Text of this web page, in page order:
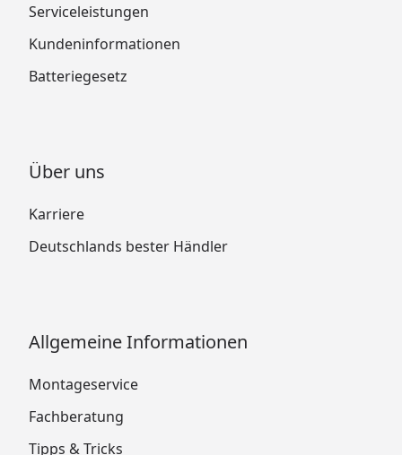
Serviceleistungen
Kundeninformationen
Batteriegesetz
Über uns
Karriere
Deutschlands bester Händler
Allgemeine Informationen
Montageservice
Fachberatung
Tipps & Tricks